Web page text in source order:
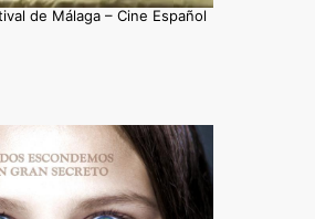
de Málaga – Cine Español